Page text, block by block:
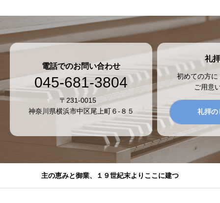
電話でのお問い合わせ
045-681-3804
〒231-0015
神奈川県横浜市中区尾上町６-８５
礼
初めての方
ご用意
礼拝の
主の恵みと御業、１９世紀末よりここに建つ